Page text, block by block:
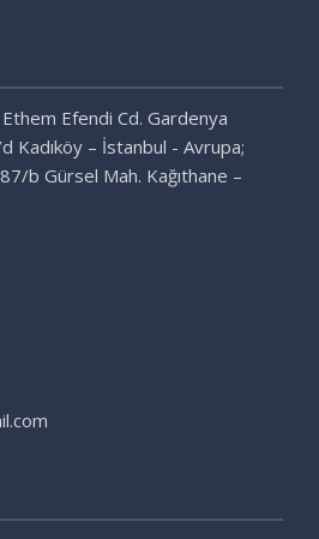
Efendi Cd. Gardenya
d Kadıköy – İstanbul - Avrupa;
b Gürsel Mah. Kağıthane –